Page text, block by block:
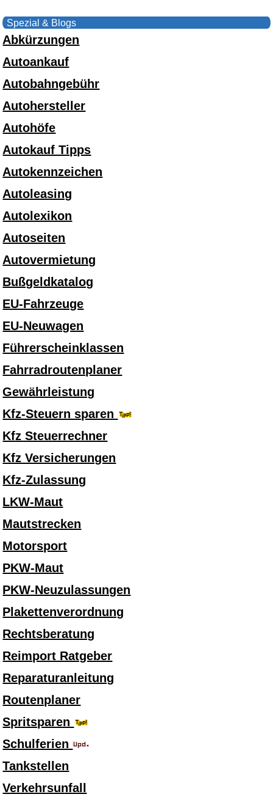
Spezial & Blogs
Abkürzungen
Autoankauf
Autobahngebühr
Autohersteller
Autohöfe
Autokauf Tipps
Autokennzeichen
Autoleasing
Autolexikon
Autoseiten
Autovermietung
Bußgeldkatalog
EU-Fahrzeuge
EU-Neuwagen
Führerscheinklassen
Fahrradroutenplaner
Gewährleistung
Kfz-Steuern sparen
Kfz Steuerrechner
Kfz Versicherungen
Kfz-Zulassung
LKW-Maut
Mautstrecken
Motorsport
PKW-Maut
PKW-Neuzulassungen
Plakettenverordnung
Rechtsberatung
Reimport Ratgeber
Reparaturanleitung
Routenplaner
Spritsparen
Schulferien
Tankstellen
Verkehrsunfall